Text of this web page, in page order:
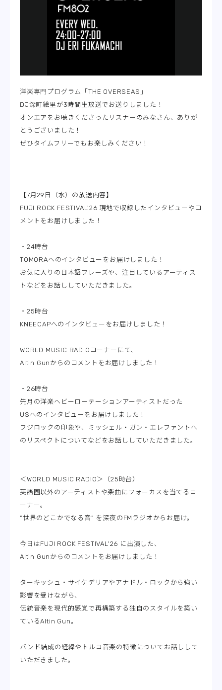
洋楽専門プログラム「THE OVERSEAS」
DJ深町絵里が3時間生放送でお送りしました！
オンエアをお聴きくださったリスナーのみなさん、ありが
とうございました！
ぜひタイムフリーでもお楽しみください！
【7月29日（水）の放送内容】
FUJI ROCK FESTIVAL'26 現地で収録したインタビューやコ
メントをお届けしました！
・24時台
TOMORAへのインタビューをお届けしました！
お気に入りの日本語フレーズや、注目しているアーティス
トなどをお話ししていただきました。
・25時台
KNEECAPへのインタビューをお届けしました！
WORLD MUSIC RADIOコーナーにて、
Altin Gunからのコメントをお届けしました！
・26時台
先月の洋楽ヘビーローテーションアーティストだった
USへのインタビューをお届けしました！
フジロックの印象や、ミッシェル・ガン・エレファントへ
のリスペクトについてなどをお話ししていただきました。
＜WORLD MUSIC RADIO＞（25時台）
英語圏以外のアーティストや楽曲にフォーカスを当てるコ
ーナー。
“世界のどこかでなる音” を深夜のFMラジオからお届け。
今日はFUJI ROCK FESTIVAL'26 に出演した、
Altin Gunからのコメントをお届けしました！
ターキッシュ・サイケデリアやアナドル・ロックから強い
影響を受けながら、
伝統音楽を現代的感覚で再構築する独自のスタイルを築い
ているAltin Gun。
バンド結成の経緯やトルコ音楽の特徴についてお話しして
いただきました。